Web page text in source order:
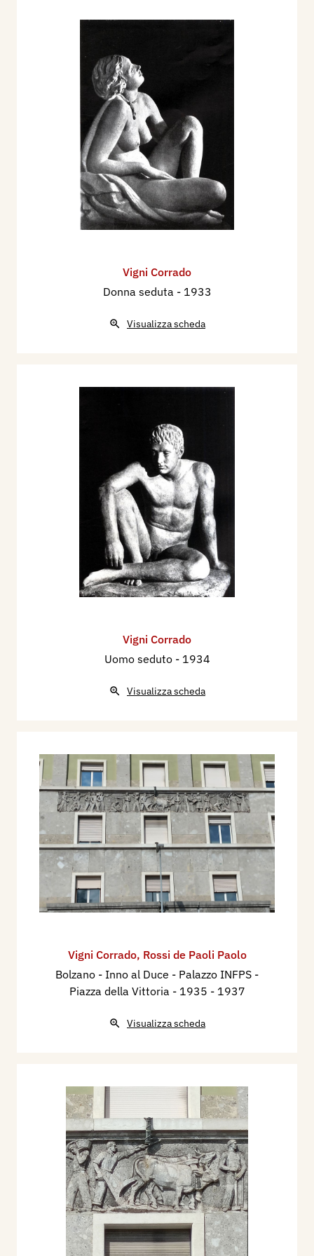
Francesco d’Assisi, San Pellegrino, Sant’Agape,
San Valentino, Sant’Anastasio, Santa Donnina,
San Procolo, San Gabriele dell’Addolorata,
collocate sulla terrazza sovrastante la facciata
del Duomo di Terni.
Nel 1935 realizza la statua in marmo: Ecce
Ancilla Domini, per la Chiesa della Santissima
Annunziata di Sabaudia.
Per la piazza del Duomo di Terni, nel 1935
esegue la fontana in travertino con le
larghezza del bacile 170 cm, profondità del
Duce, per il Palazzo IFNPS (piazza della Vittoria).
della Previdenza Sociale; dal 1943 INPS).
Realizza due bassorilievi: Arcangeli con bilancia,
Arcangeli con le tavole della legge, per il Palazzo
di Giustizia di Milano, tra il 1937 e il 1940.
Esegue il bassorilievo: Un gruppo di famiglia, per
il Palazzo dell’INA, a Piacenza in Piazza Cavalli.
Realizza nel 1942 il Busto di Pio XII, Roma,
Museo Storico Vaticano.
Nel 1943 realizza le sculture: L’Annunciazione e
le Sette Opere di Misericordia, e la Madonna fra i
Giorgio a Bodio Lomnago (VA).
Fra il 1943 e il 1950, esegue la scultura: San
facciata della Chiesa del Cuore Immacolato di
Maria (Tempio Votivo), a Verona.
Bibliografia:
1912 - Arturo Stanghellini, La mostra fiorentina
d’arte, Siena, Vita d’Arte, n. 54 giugno, p. 237.
1932 - XVIII Esposizione Internazionale d'Arte
della Città di Venezia, catalogo mostra, p. 120.
1933 - I vincitore del Concorso di Carrara,
agosto - 15 settembre, p. 121.
1934 - Seconda Mostra Internazionale d’Arte
Coloniale, catalogo mostra, Napoli, Castelnovo,
Palombi editori, p. 113, tav. LXV
“Emporium,., marzo 1934.
1934 - Italo Tavolato:
Scultura di Corrado Vigni,
Milano, Libreria del Milione 1934.
1938 - L’entusiastico saluto di Bolzano fascista ai
Principi di Piemonte, “La Tribuna”, 5 giugno 1938
(ill. con l’Aratura e la Carta del Lavoro).
1938 - Nuove sculture in piazza della Vittoria a
Bolzano, “Messaggero”, 5 giugno 1938 (ill. con la
Vittoria a sinistra).
Vigni Corrado
Donna seduta - 1933
Visualizza scheda
Vigni Corrado
Uomo seduto - 1934
Visualizza scheda
Vigni Corrado, Rossi de Paoli Paolo
Bolzano - Inno al Duce - Palazzo INFPS -
Piazza della Vittoria - 1935 - 1937
Visualizza scheda